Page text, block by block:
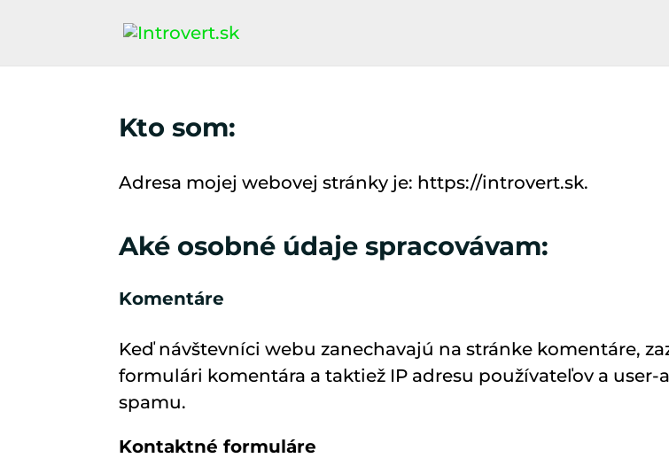
Kto som:
Adresa mojej webovej stránky je: https://introvert.sk.
Aké osobné údaje spracovávam:
Komentáre
Keď návštevníci webu zanechavajú na stránke komentáre,
formulári komentára a taktiež IP adresu používateľov a
spamu.
Kontaktné formuláre